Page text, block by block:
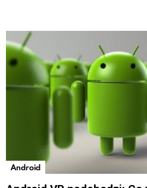
Android